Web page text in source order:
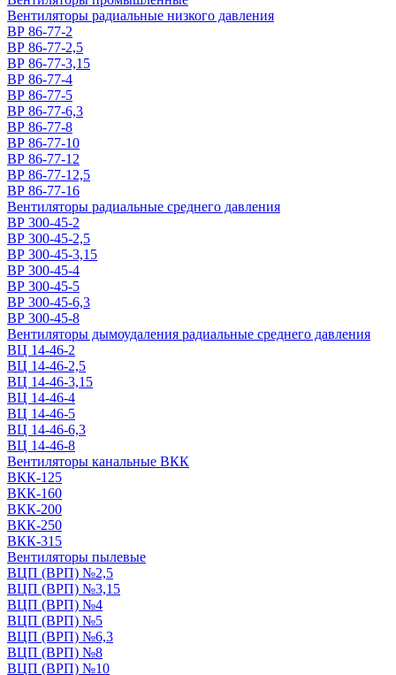
Вентиляторы радиальные низкого давления
ВР 86-77-2
ВР 86-77-2,5
ВР 86-77-3,15
ВР 86-77-4
ВР 86-77-5
ВР 86-77-6,3
ВР 86-77-8
ВР 86-77-10
ВР 86-77-12
ВР 86-77-12,5
ВР 86-77-16
Вентиляторы радиальные среднего давления
ВР 300-45-2
ВР 300-45-2,5
ВР 300-45-3,15
ВР 300-45-4
ВР 300-45-5
ВР 300-45-6,3
ВР 300-45-8
Вентиляторы дымоудаления радиальные среднего давления
ВЦ 14-46-2
ВЦ 14-46-2,5
ВЦ 14-46-3,15
ВЦ 14-46-4
ВЦ 14-46-5
ВЦ 14-46-6,3
ВЦ 14-46-8
Вентиляторы канальные ВКК
ВКК-125
ВКК-160
ВКК-200
ВКК-250
ВКК-315
Вентиляторы пылевые
ВЦП (ВРП) №2,5
ВЦП (ВРП) №3,15
ВЦП (ВРП) №4
ВЦП (ВРП) №5
ВЦП (ВРП) №6,3
ВЦП (ВРП) №8
ВЦП (ВРП) №10